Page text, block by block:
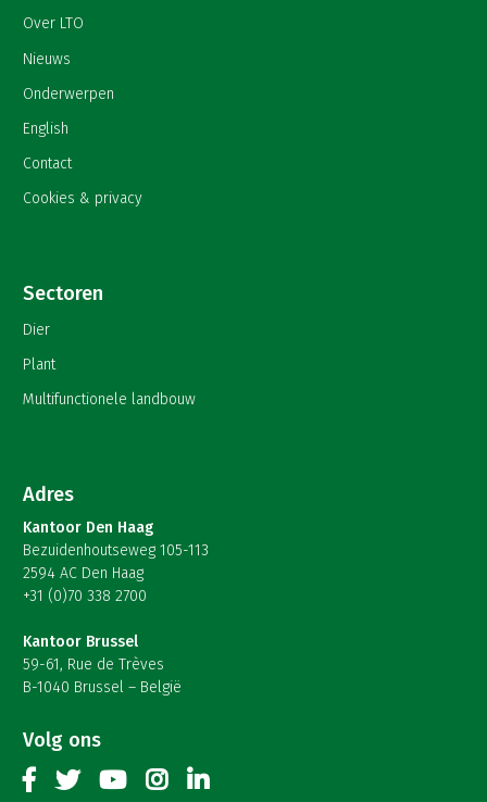
Over LTO
Nieuws
Onderwerpen
English
Contact
Cookies & privacy
Sectoren
Dier
Plant
Multifunctionele landbouw
Adres
Kantoor Den Haag
Bezuidenhoutseweg 105-113
2594 AC Den Haag
+31 (0)70 338 2700
Kantoor Brussel
59-61, Rue de Trèves
B-1040 Brussel – België
Volg ons